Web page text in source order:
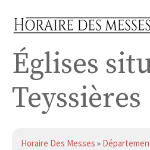
Églises
Teyssières
Horaire Des Messes »